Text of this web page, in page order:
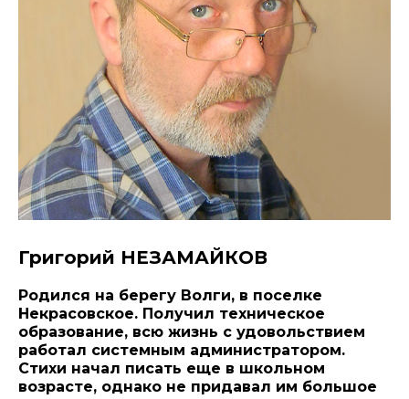
Григорий НЕЗАМАЙКОВ
Родился на берегу Волги, в поселке
Некрасовское. Получил техническое
образование, всю жизнь с удовольствием
работал системным администратором.
Стихи начал писать еще в школьном
возрасте, однако не придавал им большое